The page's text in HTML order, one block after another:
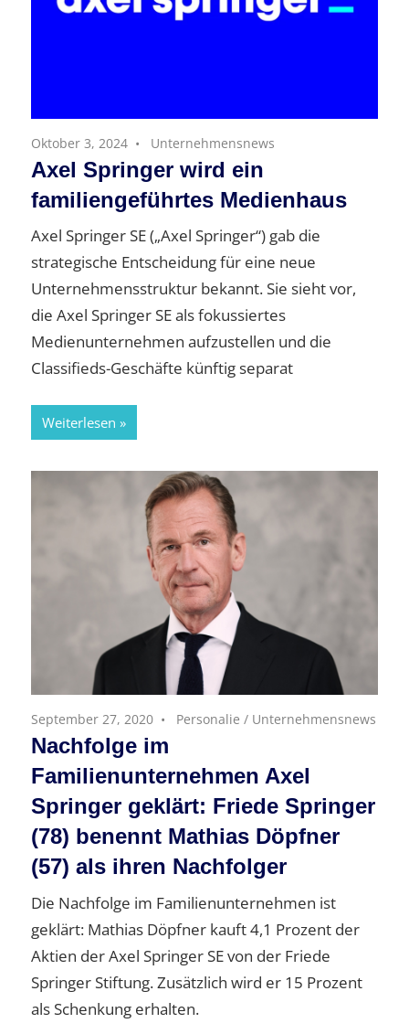
Oktober 3, 2024 Unternehmensnews
Axel Springer wird ein
familiengeführtes Medienhaus
Axel Springer SE („Axel Springer“) gab die
strategische Entscheidung für eine neue
Unternehmensstruktur bekannt. Sie sieht vor,
die Axel Springer SE als fokussiertes
Medienunternehmen aufzustellen und die
Classifieds-Geschäfte künftig separat
Weiterlesen
September 27, 2020 Personalie / Unternehmensnews
Nachfolge im
Familienunternehmen Axel
Springer geklärt: Friede Springer
(78) benennt Mathias Döpfner
(57) als ihren Nachfolger
Die Nachfolge im Familienunternehmen ist
geklärt: Mathias Döpfner kauft 4,1 Prozent der
Aktien der Axel Springer SE von der Friede
Springer Stiftung. Zusätzlich wird er 15 Prozent
als Schenkung erhalten.